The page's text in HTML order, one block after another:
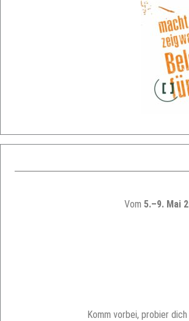
Vom 5.–9. Mai
Komm vorbei, probier